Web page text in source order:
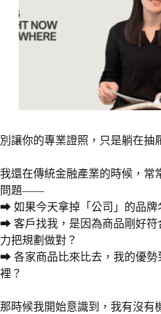
別讓你的專業證照，只是躺在抽
我還在傳統金融產業的時候，常
問題——
⮕ 如果今天拿掉「公司」的品牌
⮕ 客戶找我，是因為商品剛好符
力把規劃做對？
⮕ 各家商品比來比去，我的優勢
裡？
那時候我開始意識到，我有沒有